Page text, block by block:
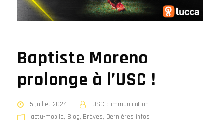
Baptiste Moreno
prolonge à l’USC !
5 juillet 2024
USC communication
actu-mobile, Blog, Brèves, Dernières infos